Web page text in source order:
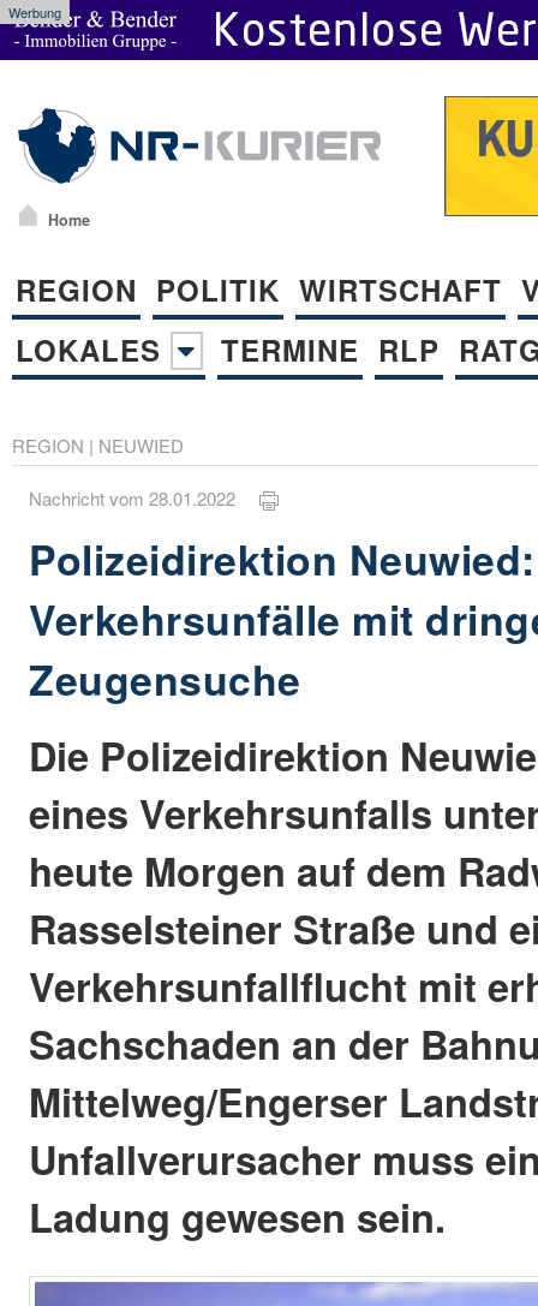
Werbung
Home
REGION POLITIK WIRTSCHAFT
LOKALES
TERMINE RLP
REGION | NEUWIED
Nachricht vom 28.01.2022
Polizeidirektion Neuwied:
Verkehrsunfälle mit
Zeugensuche
Die Polizeidirektion
eines Verkehrsunfalls
heute Morgen auf dem
Rasselsteiner Straße und
Verkehrsunfallflucht mit
Sachschaden an der
Mittelweg/Engerser
Unfallverursacher muss
Ladung gewesen sein.